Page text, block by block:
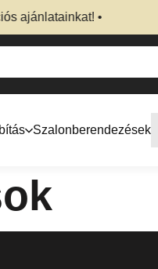
•
Szalonberendezések